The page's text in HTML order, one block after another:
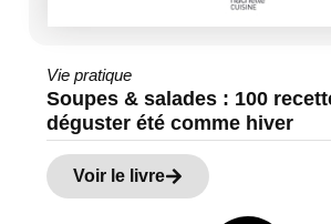
Vie pratique
Soupes & salades : 100
déguster été comme hiver
Voir le livre